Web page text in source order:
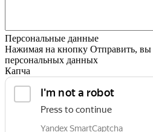
Персональные данные
Нажимая на кнопку Отправить, вы
персональных данных
Капча